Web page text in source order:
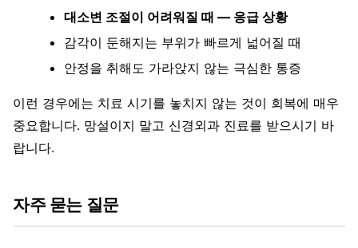
대소변 조절이 어려워질 때 — 응급 상황
감각이 둔해지는 부위가 빠르게 넓어질 때
안정을 취해도 가라앉지 않는 극심한 통증
이런 경우에는 치료 시기를 놓치지 않는 것이 회복에 매우
중요합니다. 망설이지 말고 신경외과 진료를 받으시기 바
랍니다.
자주 묻는 질문